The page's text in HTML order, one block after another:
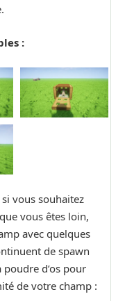
:
vous souhaitez
vous êtes loin,
avec quelques
de spawn
d’os pour
de votre champ :